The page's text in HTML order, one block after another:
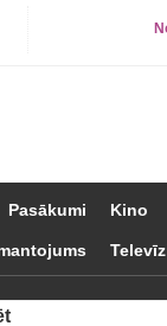
Pasākumi Kino